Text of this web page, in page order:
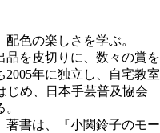
色の楽しさを学ぶ。
品を皮切りに、数々の賞を
年に独立し、自宅教室
じめ、日本手芸普及協会
著書は、『小関鈴子のモー